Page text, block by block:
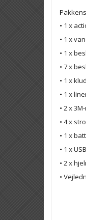
• 1 x
• 1 x
• 1 x
• 7 x
• 1 x
• 1 x
• 2 x
• 4 x
• 1 x
• 1 x
• 2 x
•